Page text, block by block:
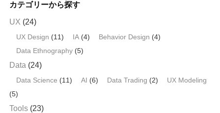
o
k
カテゴリーから探す
UX (24)
UX Design (11) IA (4) Behavior Design (4)
Data Ethnography (5)
Data (24)
Data Science (11) AI (6) Data Trading (2)
UX Modeling
(5)
Tools (23)